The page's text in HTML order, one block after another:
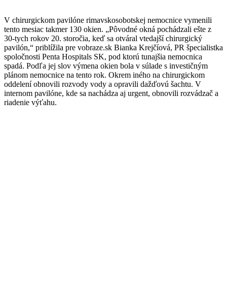
V chirurgickom pavilóne rimavskosobotskej nemocnice vymenili
tento mesiac takmer 130 okien. „Pôvodné okná pochádzali ešte z
30-tych rokov 20. storočia, keď sa otváral vtedajší chirurgický
pavilón,“ priblížila pre vobraze.sk Bianka Krejčíová, PR špecialistka
spoločnosti Penta Hospitals SK, pod ktorú tunajšia nemocnica
spadá. Podľa jej slov výmena okien bola v súlade s investičným
plánom nemocnice na tento rok. Okrem iného na chirurgickom
oddelení obnovili rozvody vody a opravili dažďovú šachtu. V
internom pavilóne, kde sa nachádza aj urgent, obnovili rozvádzač a
riadenie výťahu.